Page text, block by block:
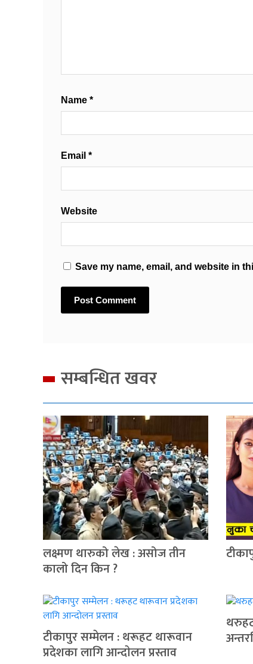
Name *
Email *
Website
Save my name, email, and website in
सम्बन्धित खवर
लक्ष्मण थारुको लेख : असोज तीन
कालो दिन किन ?
टीकापुर सम्मेलन : थरूहट थारूवान
प्रदेशका लागि आन्दाेलन प्रस्ताव